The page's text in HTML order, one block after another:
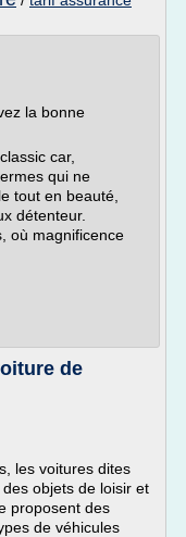
la bonne
car,
qui ne
tout en beauté,
détenteur.
où magnificence
de
les voitures dites
objets de loisir et
proposent des
de véhicules